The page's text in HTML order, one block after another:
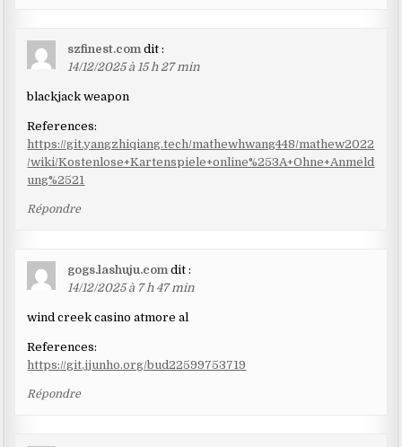
szfinest.com dit :
14/12/2025 à 15 h 27 min
blackjack weapon
References:
https://git.yangzhiqiang.tech/mathewhwang448/mathew2022
/wiki/Kostenlose+Kartenspiele+online%253A+Ohne+Anmeld
ung%2521
Répondre
gogs.lashuju.com dit :
14/12/2025 à 7 h 47 min
wind creek casino atmore al
References:
https://git.jjunho.org/bud22599753719
Répondre